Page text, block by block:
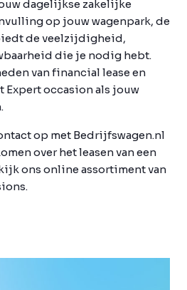
dagelijkse zakelijke
op jouw wagenpark, de
de veelzijdigheid,
die je nodig hebt.
van financial lease en
Expert occasion als jouw
op met Bedrijfswagen.nl
over het leasen van een
ons online assortiment van